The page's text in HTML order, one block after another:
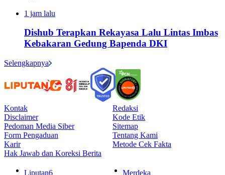
1 jam lalu
Dishub Terapkan Rekayasa Lalu Lintas Imbas
Kebakaran Gedung Bapenda DKI
Selengkapnya
Kontak
Redaksi
Disclaimer
Kode Etik
Pedoman Media Siber
Sitemap
Form Pengaduan
Tentang Kami
Karir
Metode Cek Fakta
Hak Jawab dan Koreksi Berita
Liputan6 Merdeka